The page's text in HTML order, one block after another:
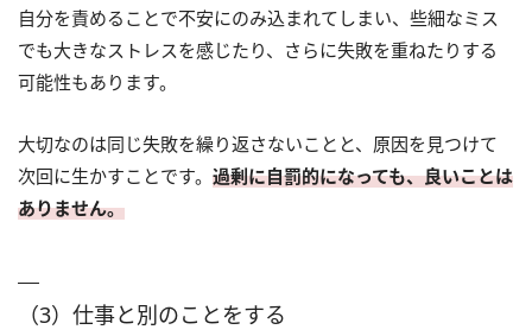
自分を責めることで不安にのみ込まれてしまい、些細なミス
でも大きなストレスを感じたり、さらに失敗を重ねたりする
可能性もあります。
大切なのは同じ失敗を繰り返さないことと、原因を見つけて
次回に生かすことです。 過剰に自罰的になっても、良いことは
ありません。
（3）仕事と別のことをする